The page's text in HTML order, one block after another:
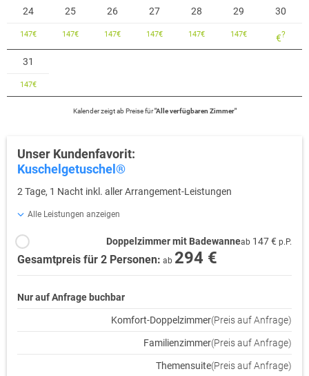
24
147€
25
147€
26
147€
27
147€
28
147€
29
147€
30
€?
31
147€
Kalender zeigtab Preise für"Alle verfügbaren Zimmer"
Unser Kundenfavorit:
Kuschelgetuschel®
2 Tage, 1 Nacht inkl. aller Arrangement-Leistungen
Alle Leistungen anzeigen
Doppelzimmer mit Badewanneab 147 € p.P.
Gesamtpreis für 2 Personen: ab 294 €
Nur auf Anfrage buchbar
Komfort-Doppelzimmer(Preis auf Anfrage)
Familienzimmer(Preis auf Anfrage)
Themensuite(Preis auf Anfrage)